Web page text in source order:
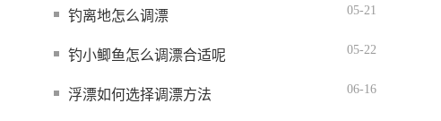
钓离地怎么调漂 05-21
钓小鲫鱼怎么调漂合适呢 05-22
浮漂如何选择调漂方法 06-16